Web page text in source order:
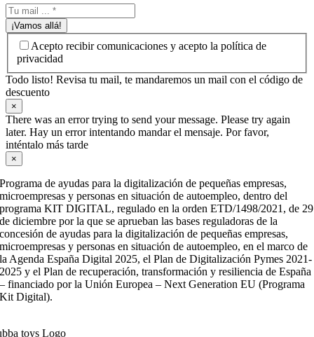
¡Vamos allá!
Acepto recibir comunicaciones y acepto la política de
privacidad
Todo listo! Revisa tu mail, te mandaremos un mail con el código de
descuento
×
There was an error trying to send your message. Please try again
later. Hay un error intentando mandar el mensaje. Por favor,
inténtalo más tarde
×
Programa de ayudas para la digitalización de pequeñas empresas,
microempresas y personas en situación de autoempleo, dentro del
programa KIT DIGITAL, regulado en la orden ETD/1498/2021, de 29
de diciembre por la que se aprueban las bases reguladoras de la
concesión de ayudas para la digitalización de pequeñas empresas,
microempresas y personas en situación de autoempleo, en el marco de
la Agenda España Digital 2025, el Plan de Digitalización Pymes 2021-
2025 y el Plan de recuperación, transformación y resiliencia de España
– financiado por la Unión Europea – Next Generation EU (Programa
Kit Digital).